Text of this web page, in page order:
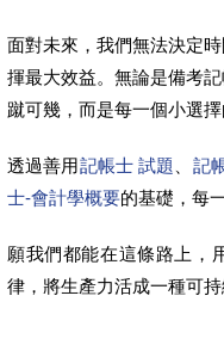
面對未來，我們無法決定
揮最大效益。無論是備考
蹴可幾，而是每一個小選擇
透過善用記帳士 試題、 記
士-會計學概要的基礎，每
願我們都能在這條路上，
律，將生產力活成一種可持